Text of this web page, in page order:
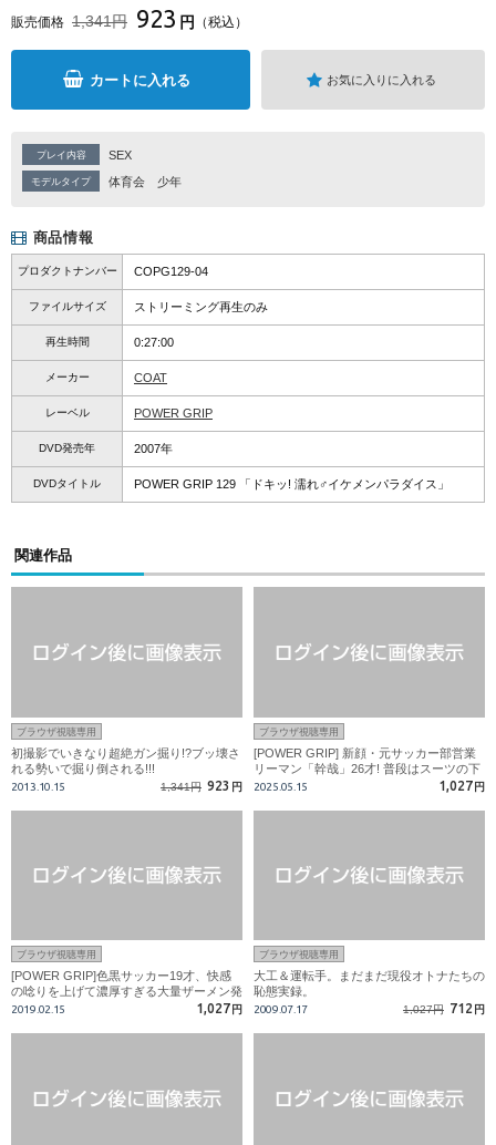
販売価格 1,341円 923 円 （税込）
カートに入れる お気に入りに入れる
プレイ内容 SEX
モデルタイプ 体育会 少年
商品情報
プロダクトナンバー COPG129-04
ファイルサイズ ストリーミング再生のみ
再生時間 0:27:00
メーカー COAT
レーベル POWER GRIP
DVD発売年 2007年
DVDタイトル POWER GRIP 129 「ドキッ! 濡れ♂イケメンパラダイス」
関連作品
ブラウザ視聴専用
初撮影でいきなり超絶ガン掘り!?ブッ壊さ
れる勢いで掘り倒される!!!
2013.10.15 1,341円 923 円
ブラウザ視聴専用
[POWER GRIP] 新顔・元サッカー部営業
リーマン「幹哉」26才! 普段はスーツの下
に隠れた黄金ボディが光る!!
2025.05.15 1,027 円
ブラウザ視聴専用
[POWER GRIP]色黒サッカー19才、快感
の唸りを上げて濃厚すぎる大量ザーメン発
射!!
2019.02.15 1,027 円
ブラウザ視聴専用
大工＆運転手。まだまだ現役オトナたちの
恥態実録。
2009.07.17 1,027円 712 円